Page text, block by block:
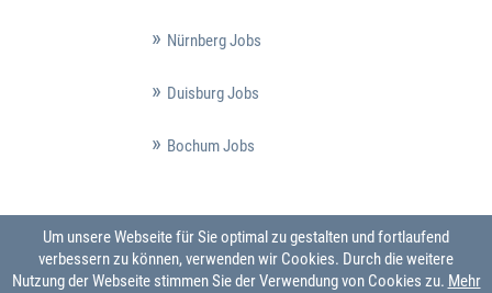
Nürnberg Jobs
Duisburg Jobs
Bochum Jobs
Um unsere Webseite für Sie optimal zu gestalten und fortlaufend
verbessern zu können, verwenden wir Cookies. Durch die weitere
Nutzung der Webseite stimmen Sie der Verwendung von Cookies zu. Mehr